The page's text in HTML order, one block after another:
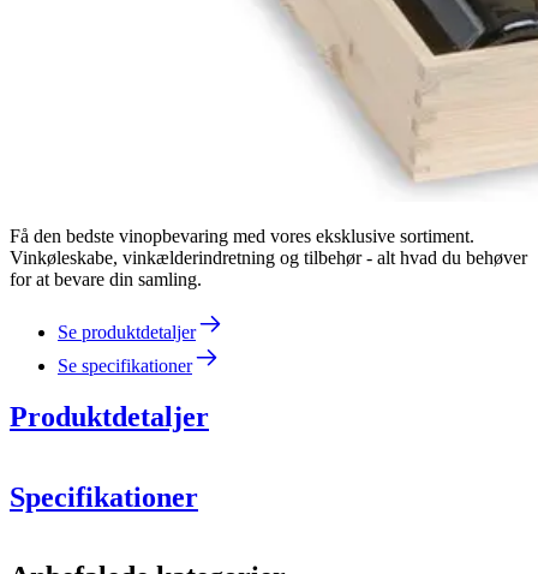
Få den bedste vinopbevaring med vores eksklusive sortiment.
Vinkøleskabe, vinkælderindretning og tilbehør - alt hvad du behøver
for at bevare din samling.
Se produktdetaljer
Se specifikationer
Produktdetaljer
Specifikationer